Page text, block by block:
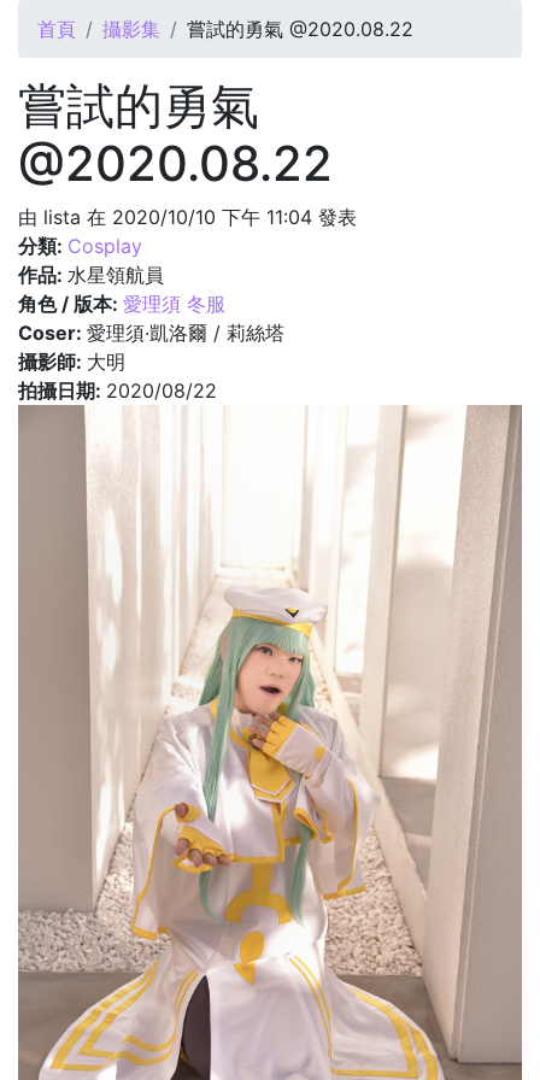
您在這裡
首頁 攝影集 嘗試的勇氣 @2020.08.22
嘗試的勇氣
@2020.08.22
由 lista 在 2020/10/10 下午 11:04 發表
分類: Cosplay
作品: 水星領航員
角色 / 版本: 愛理須 冬服
Coser: 愛理須·凱洛爾 / 莉絲塔
攝影師: 大明
拍攝日期: 2020/08/22